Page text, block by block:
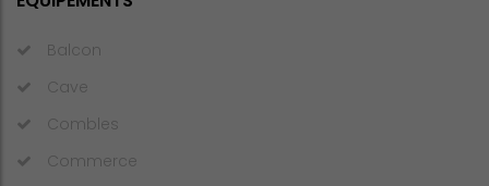
Balcon
Cave
Combles
Commerce